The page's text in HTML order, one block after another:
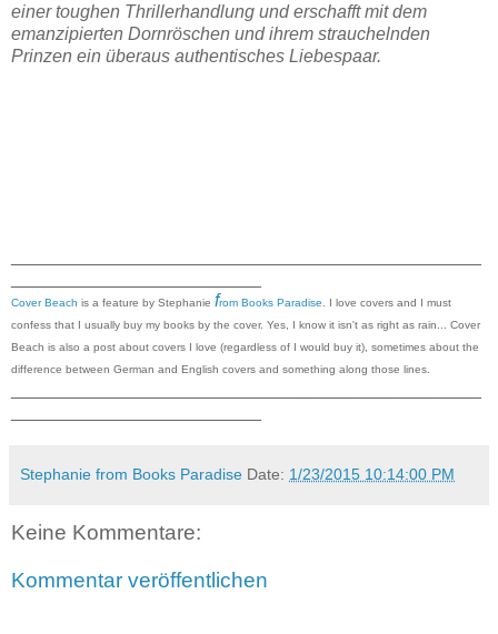
einer toughen Thrillerhandlung und erschafft mit dem
emanzipierten Dornröschen und ihrem strauchelnden
Prinzen ein überaus authentisches Liebespaar.
Cover Beach is a feature by Stephanie from Books Paradise . I love covers and I must
confess that I usually buy my books by the cover. Yes, I know it isn't as right as rain... Cover
Beach is also a post about covers I love (regardless of I would buy it), sometimes about the
difference between German and English covers and something along those lines.
Stephanie from Books Paradise Date: 1/23/2015 10:14:00 PM
Keine Kommentare:
Kommentar veröffentlichen